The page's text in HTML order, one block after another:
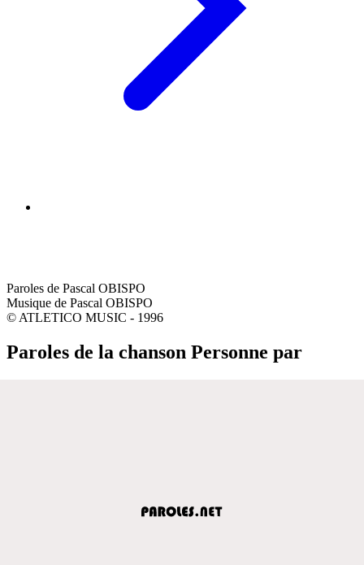
Paroles de Pascal OBISPO
Musique de Pascal OBISPO
© ATLETICO MUSIC - 1996
Paroles de la chanson Personne par